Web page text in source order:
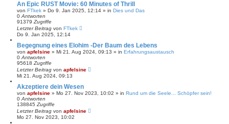
An Epic RUST Movie: 60 Minutes of Thrill
von FTkek » Do 9. Jan 2025, 12:14 » in Dies und Das
0 Antworten
91379 Zugriffe
Letzter Beitrag von FTkek
Do 9. Jan 2025, 12:14
Begegnung eines Elohim -Der Baum des Lebens
von apfelsine » Mi 21. Aug 2024, 09:13 » in Erfahrungsaustausch
0 Antworten
95618 Zugriffe
Letzter Beitrag von apfelsine
Mi 21. Aug 2024, 09:13
Akzeptiere dein Wesen
von apfelsine » Mo 27. Nov 2023, 10:02 » in Rund um die Seele... Schöpfer sein!
0 Antworten
138845 Zugriffe
Letzter Beitrag von apfelsine
Mo 27. Nov 2023, 10:02